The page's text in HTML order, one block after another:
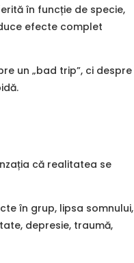
în funcție de specie,
efecte complet
un „bad trip”, ci despre
că realitatea se
în grup, lipsa somnului,
depresie, traumă,